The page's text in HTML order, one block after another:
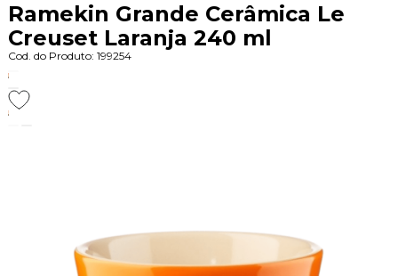
Ramekin Grande Cerâmica Le
Creuset Laranja 240 ml
Cod. do Produto: 199254